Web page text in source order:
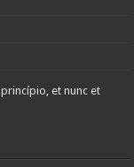
et nunc et